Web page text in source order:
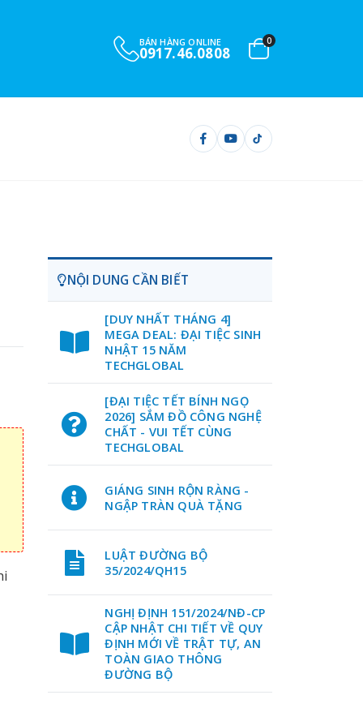
BÁN HÀNG ONLINE
0901.732.999
0
NỘI DUNG CẦN BIẾT
[DUY NHẤT THÁNG 4]
MEGA DEAL: ĐẠI TIỆC SINH
NHẬT 15 NĂM
TECHGLOBAL
[ĐẠI TIỆC TẾT BÍNH NGỌ
2026] SẮM ĐỒ CÔNG NGHỆ
CHẤT - VUI TẾT CÙNG
TECHGLOBAL
GIÁNG SINH RỘN RÀNG -
NGẬP TRÀN QUÀ TẶNG
LUẬT ĐƯỜNG BỘ
35/2024/QH15
NGHỊ ĐỊNH 151/2024/NĐ-CP
CẬP NHẬT CHI TIẾT VỀ QUY
ĐỊNH MỚI VỀ TRẬT TỰ, AN
TOÀN GIAO THÔNG
ĐƯỜNG BỘ